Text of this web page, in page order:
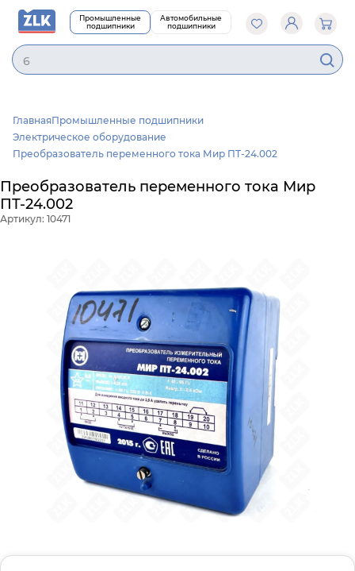
Промышленные
подшипники
Автомобильные
подшипники
620
ГлавнаяПромышленные подшипники
Электрическое оборудование
Преобразователь переменного тока Мир ПТ-24.002
Преобразователь переменного тока Мир
ПТ-24.002
Артикул: 10471